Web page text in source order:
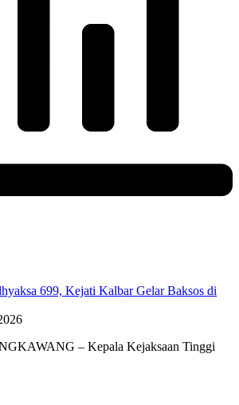
699, Kejati Kalbar Gelar Baksos di
– Kepala Kejaksaan Tinggi